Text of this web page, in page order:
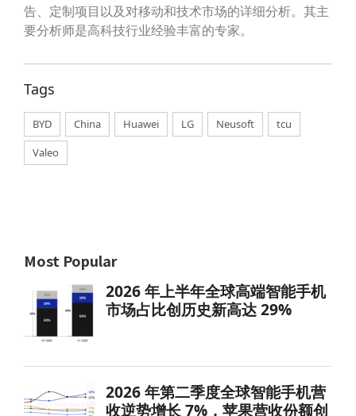
告、定制项目以及对移动和技术市场的详细分析。其主
要分析师是高科技行业经验丰富的专家。
Tags
BYD China Huawei LG Neusoft tcu
Valeo
Most Popular